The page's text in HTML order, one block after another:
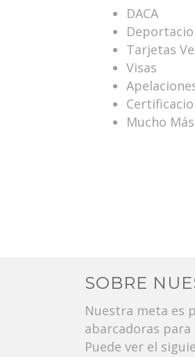
DACA
Tarjetas
Visas
Mucho Más
SOBRE
Nuestra meta es
abarcadoras
Puede ver el